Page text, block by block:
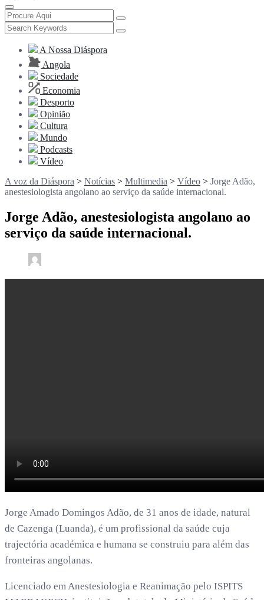
A Nossa Diáspora
Angola
Sociedade
Economia
Desporto
Opinião
Cultura
Mundo
Podcasts
Vídeo
A voz da Diáspora > Notícias > Multimedia > Vídeo > Jorge Adão,
anestesiologista angolano ao serviço da saúde internacional.
Jorge Adão, anestesiologista angolano ao
serviço da saúde internacional.
Jorge Amado Domingos Adão, de 31 anos de idade, natural
de Cazenga (Luanda), é um profissional da saúde cuja
trajectória académica e humana se construiu para além das
fronteiras angolanas.
Licenciado em Anestesiologia e Reanimação pelo ISPITS